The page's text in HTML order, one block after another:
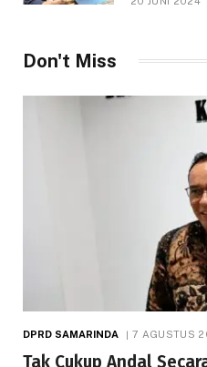
Don't Miss
DPRD SAMARINDA 7 AGUSTUS
Tak Cukup Andal